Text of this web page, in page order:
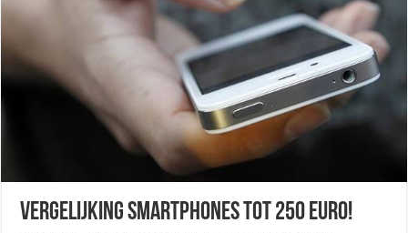
Vergelijking smartphones tot 250 euro!